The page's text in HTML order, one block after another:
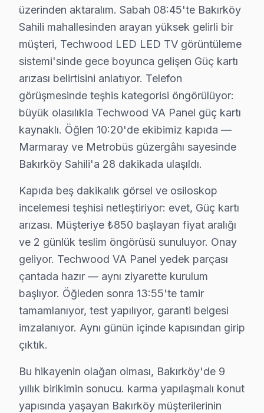
Techwood TV Teknik Rehberi: Panel, Teşhis
Techwood televizyonlarınızın tamir ve bakımında
Techwood TV Teknik Profil ve Servis Rehberi
Techwood akıllı TV Teknik Servis Rehberi
Techwood LED TV'lerde En Sık Karşılaşılan Arızalar
Techwood servisimizde en yaygın Smart OS
Techwood Servis Yaklaşımımız
Ekonomik teknoloji ilkeleri doğrultusunda Techwood
1. Müşteri bildirir, servis ekibi arıza semptomlarını
2. Termal kamera, osiloskop, ESR ölçer ile elektronik
3. Arıza kaynağı tespit edilir: panel mi, anakart mı, güç
4. Yazılı fiyat teklifi sunulur; onay olmadan işlem
5. Orijinal veya OEM eşdeğer söz konusu model
6. Tüm fonksiyonlar kapsamlı test edilir; garanti
Techwood televizyon Bakım Tavsiyeleri
Techwood ekran'ler için en yaygın kullanıcı hatası;
Techwood panel'niz arızalandığında verileri
bu cihaz güvenilirliği standartlarında Techwood
Bakırköy Techwood Servis Maliyetleri –
üzerinden aktaralım. Sabah 08:45'te Bakırköy
Sahili mahallesinden arayan yüksek gelirli bir
müşteri, Techwood LED LED TV görüntüleme
sistemi'sinde gece boyunca gelişen Güç kartı
arızası belirtisini anlatıyor. Telefon
görüşmesinde teşhis kategorisi öngörülüyor:
büyük olasılıkla Techwood VA Panel güç kartı
kaynaklı. Öğlen 10:20'de ekibimiz kapıda —
Marmaray ve Metrobüs güzergâhı sayesinde
Bakırköy Sahili'a 28 dakikada ulaşıldı.
Kapıda beş dakikalık görsel ve osiloskop
incelemesi teşhisi netleştiriyor: evet, Güç kartı
arızası. Müşteriye ₺850 başlayan fiyat aralığı
ve 2 günlük teslim öngörüsü sunuluyor. Onay
geliyor. Techwood VA Panel yedek parçası
çantada hazır — aynı ziyarette kurulum
başlıyor. Öğleden sonra 13:55'te tamir
tamamlanıyor, test yapılıyor, garanti belgesi
imzalanıyor. Aynı günün içinde kapısından girip
çıktık.
Bu hikayenin olağan olması, Bakırköy'de 9
yıllık birikimin sonucu. karma yapılaşmalı konut
yapısında yaşayan Bakırköy müşterilerinin